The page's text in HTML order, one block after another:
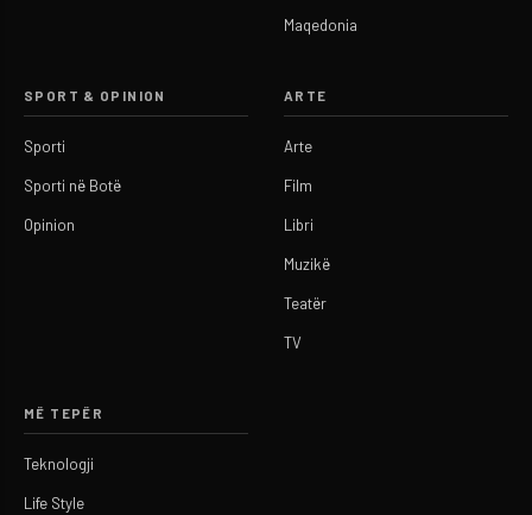
Maqedonia
SPORT & OPINION
Sporti
Sporti në Botë
Opinion
ARTE
Arte
Film
Libri
Muzikë
Teatër
TV
MË TEPËR
Teknologji
Life Style